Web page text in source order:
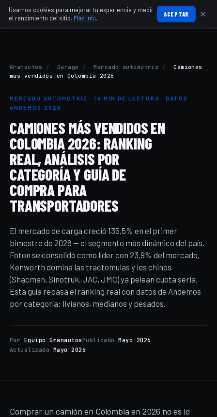
Granautos / Garage / Mercado automotriz /
Camiones
más vendidos en Colombia 2026
MERCADO AUTOMOTRIZ · 16 MIN DE LECTURA · DATOS
ANDEMOS 2026
CAMIONES MÁS VENDIDOS EN
COLOMBIA 2026: RANKING
REAL, ANÁLISIS POR
CATEGORÍA Y GUÍA DE
COMPRA PARA
TRANSPORTADORES
El mercado de carga creció 135,5% en el primer
bimestre de 2026 — el segmento más dinámico del país.
Foton se consolidó como líder con 23,9% del mercado,
Kenworth domina las tractomulas y los chinos
(Shacman, Sinotruk, JAC, JMC) ya pelean cuota seria.
Esta guía repasa el ranking real con datos de Andemos
por categoría: livianos, medianos y pesados.
Por Equipo GranautosPublicadoMayo 2026
Actualizado Mayo 2026
Comprar un camión en Colombia en 2026 no es lo
Usamos cookies para mejorar tu experiencia y medir
el rendimiento del sitio. Más info. ACEPTAR